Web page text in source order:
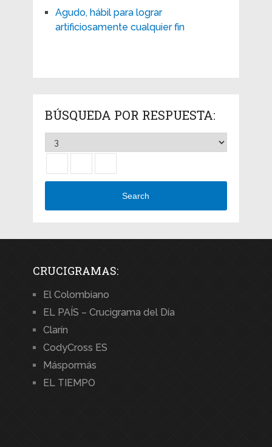
Agudo, hábil para lograr
artificiosamente cualquier fin
BÚSQUEDA POR RESPUESTA:
Search
CRUCIGRAMAS:
El Colombiano
EL PAÍS – Crucigrama del Día
Clarín
CodyCross ES
Máspormás
EL TIEMPO